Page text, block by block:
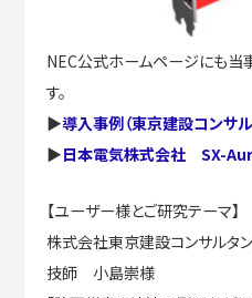
NEC公式ホームページにも当
す。
▶導入事例（東京建設コンサ
▶日本電気株式会社 SX-
【ユーザー様とご研究テーマ】
株式会社東京建設コンサル
技師 小島崇様